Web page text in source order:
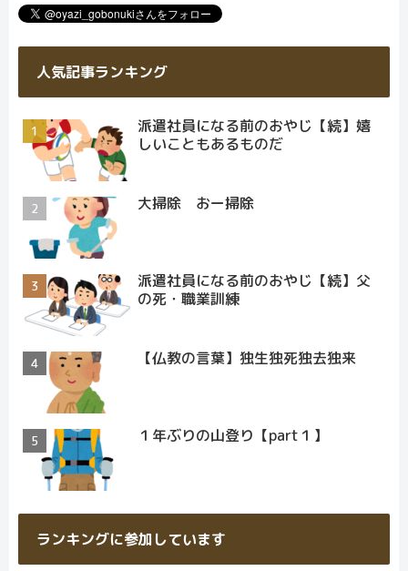
人気記事ランキング
派遣社員になる前のおやじ【続】嬉
しいこともあるものだ
大掃除 おー掃除
派遣社員になる前のおやじ【続】父
の死・職業訓練
【仏教の言葉】独生独死独去独来
１年ぶりの山登り【part１】
ランキングに参加しています